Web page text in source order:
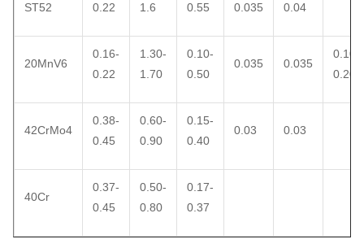
ST52 0.22 1.6 0.55 0.035 0.04
20MnV6
0.16-
0.22
1.30-
1.70
0.10-
0.50
0.035 0.035
0.10-
0.20
42CrMo4
0.38-
0.45
0.60-
0.90
0.15-
0.40
0.03 0.03
40Cr
0.37-
0.45
0.50-
0.80
0.17-
0.37